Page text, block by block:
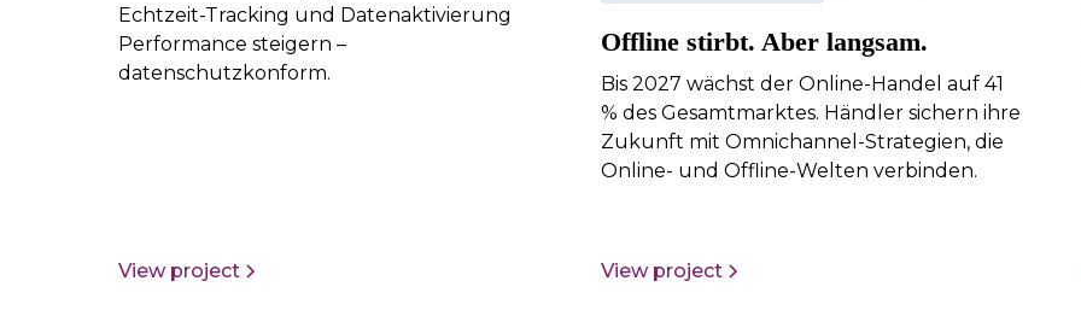
Echtzeit-Tracking und Datenaktivierung
Performance steigern –
datenschutzkonform.
View project
Offline stirbt. Aber langsam.
Bis 2027 wächst der Online-Handel auf 41
% des Gesamtmarktes. Händler sichern ihre
Zukunft mit Omnichannel-Strategien, die
Online- und Offline-Welten verbinden.
View project